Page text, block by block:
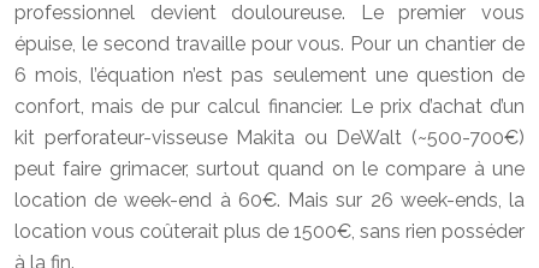
professionnel devient douloureuse. Le premier vous
épuise, le second travaille pour vous. Pour un chantier de
6 mois, l’équation n’est pas seulement une question de
confort, mais de pur calcul financier. Le prix d’achat d’un
kit perforateur-visseuse Makita ou DeWalt (~500-700€)
peut faire grimacer, surtout quand on le compare à une
location de week-end à 60€. Mais sur 26 week-ends, la
location vous coûterait plus de 1500€, sans rien posséder
à la fin.